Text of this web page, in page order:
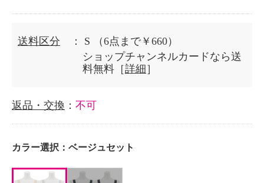
送料区分 ： S
（6点まで￥660）
ショップチャンネルカードなら送
料無料［詳細 ］
返品・交換 ： 不可
カラー選択： ベージュセット